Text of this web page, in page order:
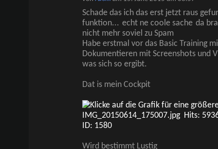
Schade das ich das erst jetzt raus
funktion... echt ne coole sache da
nicht mehr soviel zu Spam
Habe erstmal vor das Basic Training
Dokumentieren mit Screenshots und
was sich so ergibt.
Dat is mein Cockpit
Wird bestimmt Lustig